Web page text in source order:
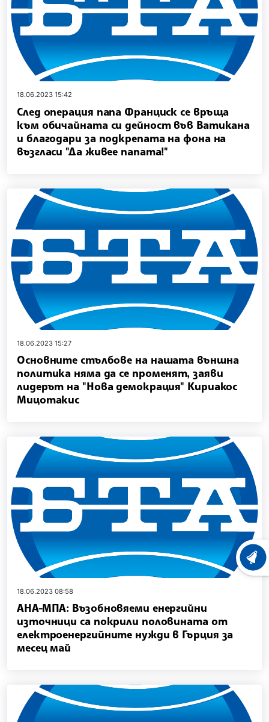
18.06.2023 15:42
След операция папа Франциск се връща
към обичайната си дейност във Ватикана
и благодари за подкрепата на фона на
възгласи "Да живее папата!"
18.06.2023 15:27
Основните стълбове на нашата външна
политика няма да се променят, заяви
лидерът на "Нова демокрация" Кириакос
Мицотакис
18.06.2023 08:58
АНА-МПА: Възобновяеми енергийни
източници са покрили половината от
електроенергийните нужди в Гърция за
месец май